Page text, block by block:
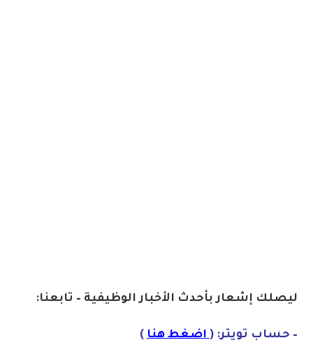
ليصلك إشعار بأحدث الأخبار الوظيفية – تابعنا:
– حساب تويتر: ( اضغط هنا )